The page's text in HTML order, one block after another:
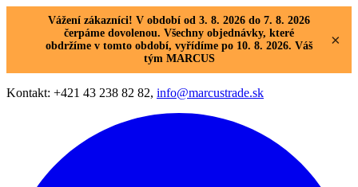
Vážení zákazníci! V období od 3. 8. 2026 do 7. 8. 2026
čerpáme dovolenou. Všechny objednávky, které
obdržíme v tomto období, vyřídíme po 10. 8. 2026. Váš
tým MARCUS
×
Kontakt: +421 43 238 82 82, info@marcustrade.sk